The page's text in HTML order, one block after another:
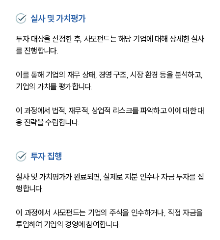
대륜의 강점
통합검색
AI대륜
실사 및 가치평가
투자 대상을 선정한 후, 사모펀드는 해당 기업에 대해 상세한 실사
를 진행합니다.
이를 통해 기업의 재무 상태, 경영 구조, 시장 환경 등을 분석하고,
기업의 가치를 평가합니다.
이 과정에서 법적, 재무적, 상업적 리스크를 파악하고 이에 대한 대
응 전략을 수립합니다.
투자 집행
실사 및 가치평가가 완료되면, 실제로 지분 인수나 자금 투자를 집
행합니다.
이 과정에서 사모펀드는 기업의 주식을 인수하거나, 직접 자금을
투입하여 기업의 경영에 참여합니다.